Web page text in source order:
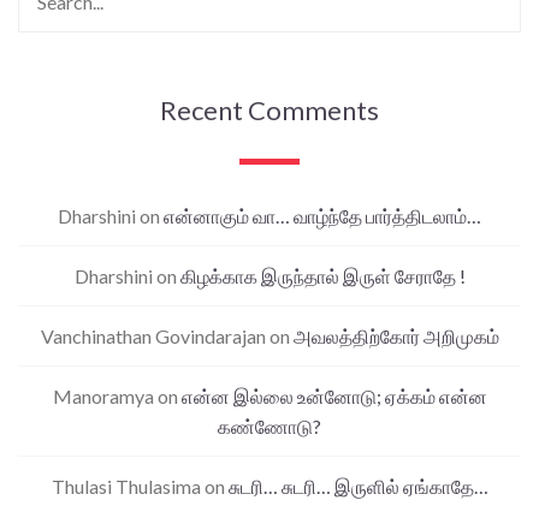
Recent Comments
Dharshini on என்னாகும் வா… வாழ்ந்தே பார்த்திடலாம்…
Dharshini on கிழக்காக இருந்தால் இருள் சேராதே !
Vanchinathan Govindarajan on அவலத்திற்கோர் அறிமுகம்
Manoramya on என்ன இல்லை உன்னோடு; ஏக்கம் என்ன
கண்ணோடு?
Thulasi Thulasima on சுடரி… சுடரி… இருளில் ஏங்காதே…